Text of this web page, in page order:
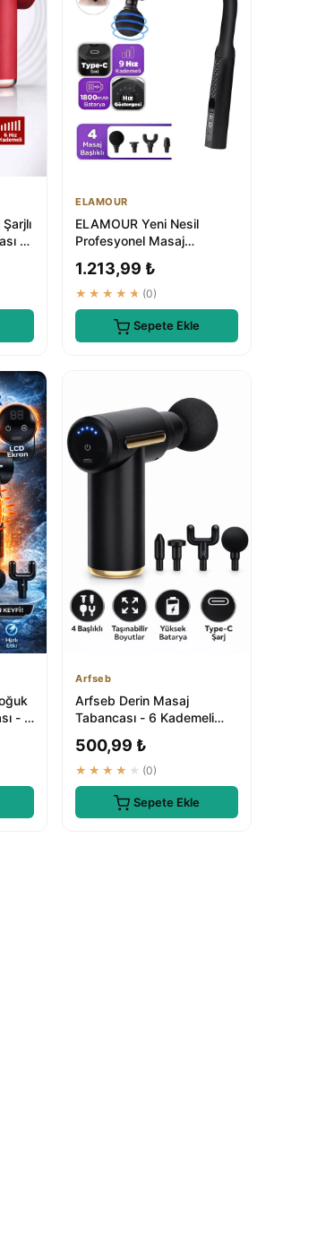
-
ELAMOUR
ELAMOUR Yeni Nesil
Profesyonel Masaj
Tabancası | Tüm Vücut
Fitness Masajı
1.213,99 ₺
★★★★★ (0)
Sepete Ekle
- 6
Arfseb
Arfseb Derin Masaj
Tabancası - 6 Kademeli
500,99 ₺
★★★★★ (0)
Sepete Ekle